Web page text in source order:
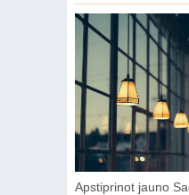
Apstiprinot jauno